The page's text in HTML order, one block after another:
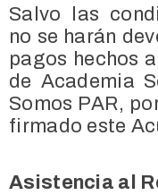
Salvo las
no se harán
pagos hechos
de Academia
Somos PAR,
firmado este
Asistencia al